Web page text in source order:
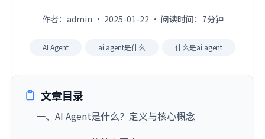
作者：admin · 2025-01-22 · 阅读时间：7分钟
AI Agent ai agent是什么 什么是ai agent
文章目录
一、AI Agent是什么？定义与核心概念